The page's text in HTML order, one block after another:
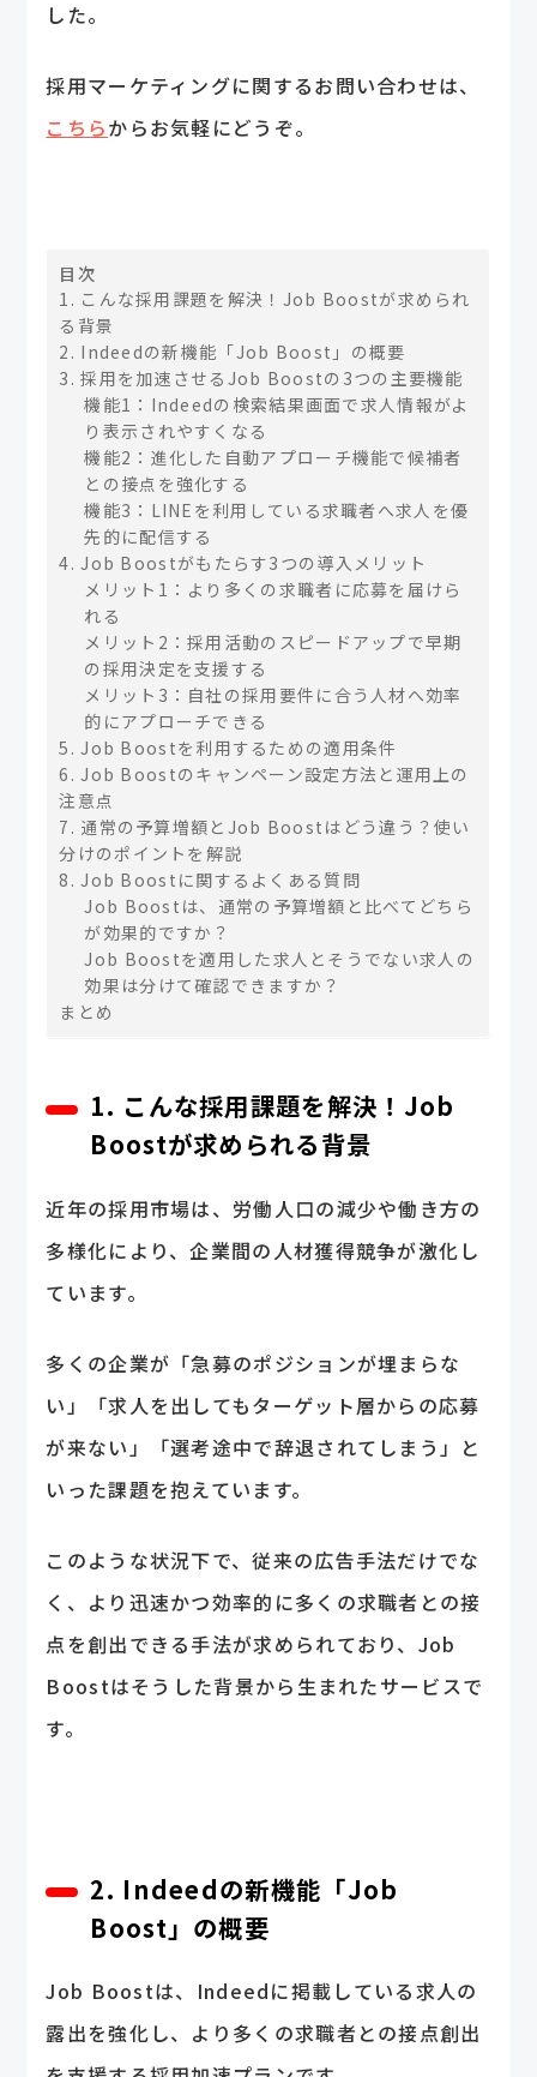
した。
採用マーケティングに関するお問い合わせは、
こちらからお気軽にどうぞ。
目次
1. こんな採用課題を解決！Job Boostが求められ
る背景
2. Indeedの新機能「Job Boost」の概要
3. 採用を加速させるJob Boostの3つの主要機能
機能1：Indeedの検索結果画面で求人情報がよ
り表示されやすくなる
機能2：進化した自動アプローチ機能で候補者
との接点を強化する
機能3：LINEを利用している求職者へ求人を優
先的に配信する
4. Job Boostがもたらす3つの導入メリット
メリット1：より多くの求職者に応募を届けら
れる
メリット2：採用活動のスピードアップで早期
の採用決定を支援する
メリット3：自社の採用要件に合う人材へ効率
的にアプローチできる
5. Job Boostを利用するための適用条件
6. Job Boostのキャンペーン設定方法と運用上の
注意点
7. 通常の予算増額とJob Boostはどう違う？使い
分けのポイントを解説
8. Job Boostに関するよくある質問
Job Boostは、通常の予算増額と比べてどちら
が効果的ですか？
Job Boostを適用した求人とそうでない求人の
効果は分けて確認できますか？
まとめ
1. こんな採用課題を解決！Job
Boostが求められる背景
近年の採用市場は、労働人口の減少や働き方の
多様化により、企業間の人材獲得競争が激化し
ています。
多くの企業が「急募のポジションが埋まらな
い」「求人を出してもターゲット層からの応募
が来ない」「選考途中で辞退されてしまう」と
いった課題を抱えています。
このような状況下で、従来の広告手法だけでな
く、より迅速かつ効率的に多くの求職者との接
点を創出できる手法が求められており、Job
Boostはそうした背景から生まれたサービスで
す。
2. Indeedの新機能「Job
Boost」の概要
Job Boostは、Indeedに掲載している求人の
露出を強化し、より多くの求職者との接点創出